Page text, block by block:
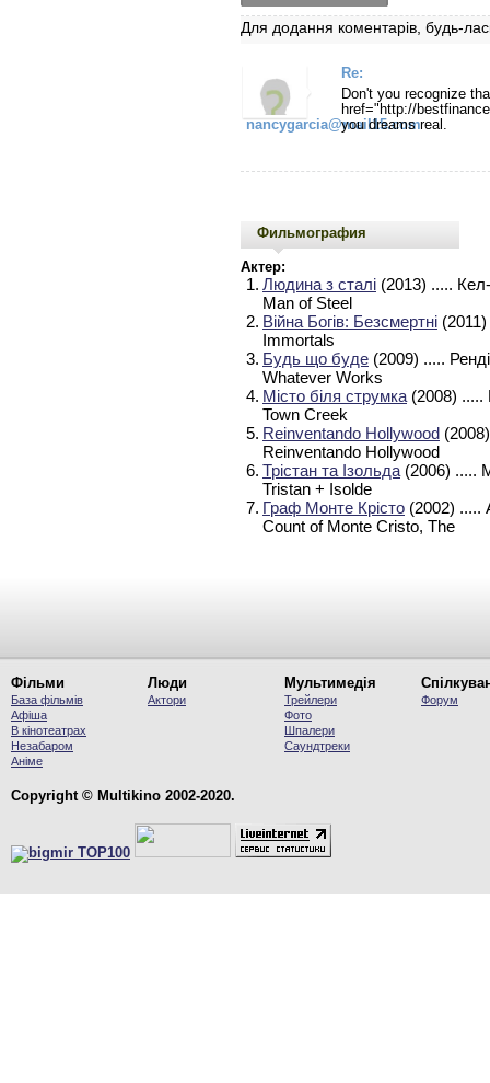
Для додання коментарів, будь-
nancygarcia@mail15.com
Re:
Don't you recognize
href="http://
you dreams real.
Фильмография
Актер:
1. Людина з сталі (2013) .....
Man of Steel
2. Війна Богів: Безсмертні (2011)
Immortals
3. Будь що буде (2009) ..... Ренді
Whatever Works
4. Місто біля струмка (2008) .....
Town Creek
5. Reinventando Hollywood (2008)
Reinventando Hollywood
6. Трістан та Ізольда (2006) .....
Tristan + Isolde
7. Граф Монте Крісто (2002) .....
Count of Monte Cristo, The
Фільми
База фільмів
Афіша
В кінотеатрах
Незабаром
Аніме
Люди
Актори
Мультимедія
Трейлери
Фото
Шпалери
Саундтреки
Форум
Copyright © Multikino 2002-2020.